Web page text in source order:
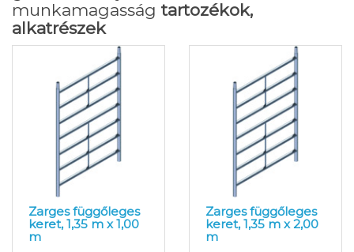
munkamagasság tartozékok,
alkatrészek
Zarges függőleges
keret, 1,35 m x 1,00
m
Zarges függőleges
keret, 1,35 m x 2,00
m